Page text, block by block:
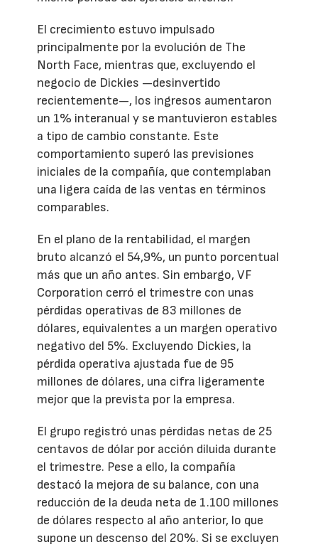
El crecimiento estuvo impulsado
principalmente por la evolución de The
North Face, mientras que, excluyendo el
negocio de Dickies —desinvertido
recientemente—, los ingresos aumentaron
un 1% interanual y se mantuvieron estables
a tipo de cambio constante. Este
comportamiento superó las previsiones
iniciales de la compañía, que contemplaban
una ligera caída de las ventas en términos
comparables.
En el plano de la rentabilidad, el margen
bruto alcanzó el 54,9%, un punto porcentual
más que un año antes. Sin embargo, VF
Corporation cerró el trimestre con unas
pérdidas operativas de 83 millones de
dólares, equivalentes a un margen operativo
negativo del 5%. Excluyendo Dickies, la
pérdida operativa ajustada fue de 95
millones de dólares, una cifra ligeramente
mejor que la prevista por la empresa.
El grupo registró unas pérdidas netas de 25
centavos de dólar por acción diluida durante
el trimestre. Pese a ello, la compañía
destacó la mejora de su balance, con una
reducción de la deuda neta de 1.100 millones
de dólares respecto al año anterior, lo que
supone un descenso del 20%. Si se excluyen